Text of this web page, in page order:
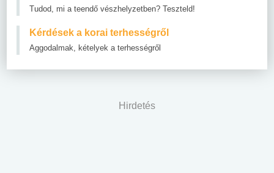
Tudod, mi a teendő vészhelyzetben? Teszteld!
Kérdések a korai terhességről
Aggodalmak, kételyek a terhességről
Hirdetés